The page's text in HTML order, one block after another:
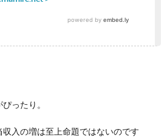
ったり。
入の増は至上命題ではないのです